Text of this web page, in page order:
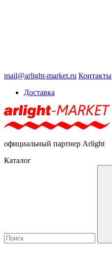
mail@arlight-market.ru Контакты
Доставка
официальный партнер Arlight
Каталог